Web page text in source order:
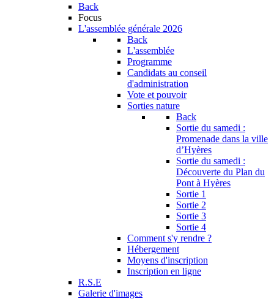
Back
Focus
L'assemblée générale 2026
Back
L'assemblée
Programme
Candidats au conseil
d'administration
Vote et pouvoir
Sorties nature
Back
Sortie du samedi :
Promenade dans la ville
d’Hyères
Sortie du samedi :
Découverte du Plan du
Pont à Hyères
Sortie 1
Sortie 2
Sortie 3
Sortie 4
Comment s'y rendre ?
Hébergement
Moyens d'inscription
Inscription en ligne
R.S.E
Galerie d'images